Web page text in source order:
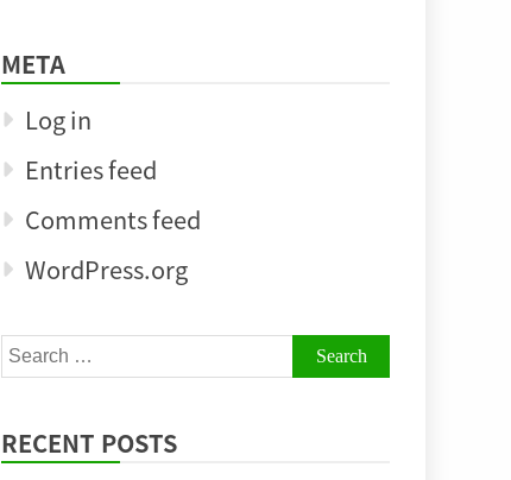
META
Log in
Entries feed
Comments feed
WordPress.org
Search
for:
RECENT POSTS